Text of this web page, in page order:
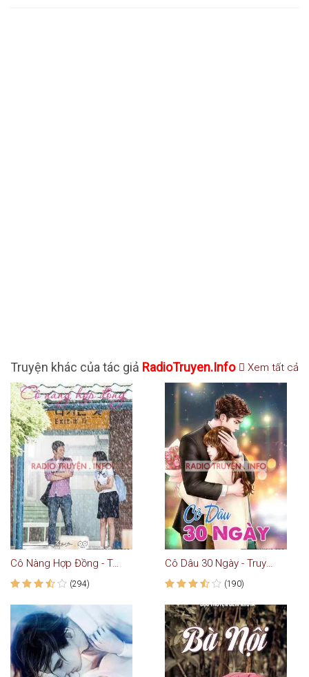
Truyện khác của tác giả RadioTruyen.Info Xem tất cả
Cô Nàng Hợp Đồng - Truyện Ngôn Tình
(294)
Cô Dâu 30 Ngày - Truyện Ngôn Tình
(190)